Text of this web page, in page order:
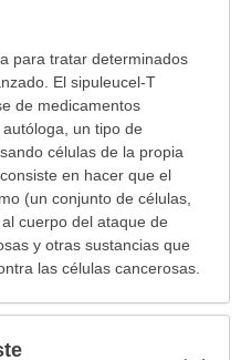
para tratar determinados
El sipuleucel-T
de medicamentos
un tipo de
células de la propia
en hacer que el
(un conjunto de células,
cuerpo del ataque de
y otras sustancias que
las células cancerosas.